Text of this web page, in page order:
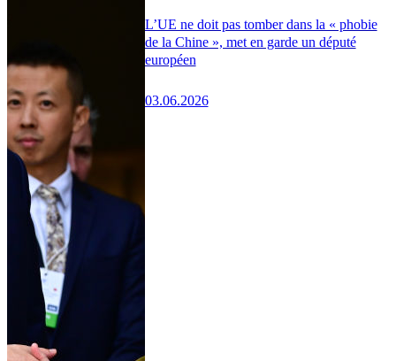
L’UE ne doit pas tomber dans la « phobie
de la Chine », met en garde un député
européen
03.06.2026